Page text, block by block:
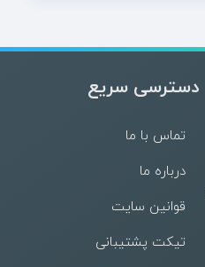
دسترسی سریع
تماس با ما
درباره ما
قوانین سایت
تیکت پشتیبانی